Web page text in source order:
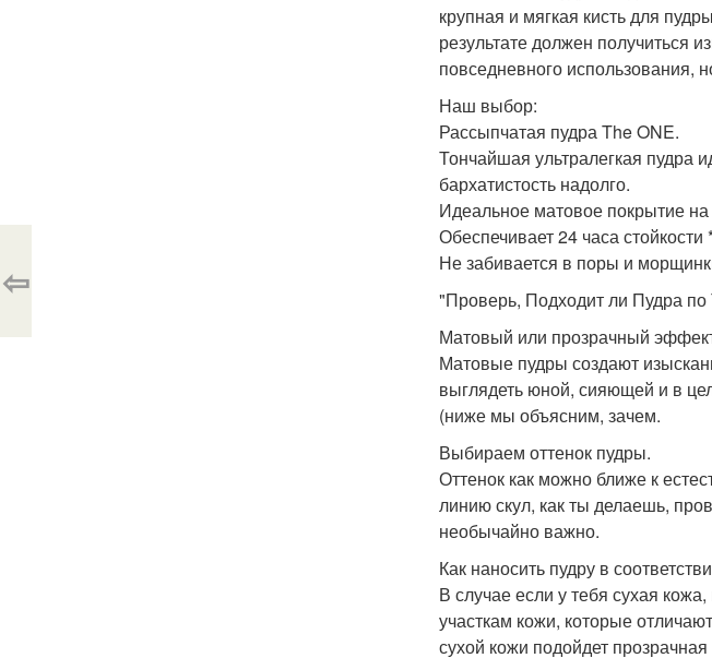
крупная и мягкая кисть для
результате должен получиться
повседневного использования,
Наш выбор:
Рассыпчатая пудра The ONE.
Тончайшая ультралегкая пудра
бархатистость надолго.
Идеальное матовое покрытие
Обеспечивает 24 часа стойкости
Не забивается в поры и
"Проверь, Подходит ли Пудра
Матовый или прозрачный
Матовые пудры создают
выглядеть юной, сияющей и в
(ниже мы объясним, зачем.
Выбираем оттенок пудры.
Оттенок как можно ближе к
линию скул, как ты делаешь,
необычайно важно.
Как наносить пудру в
В случае если у тебя сухая
участкам кожи, которые
сухой кожи подойдет
⇦